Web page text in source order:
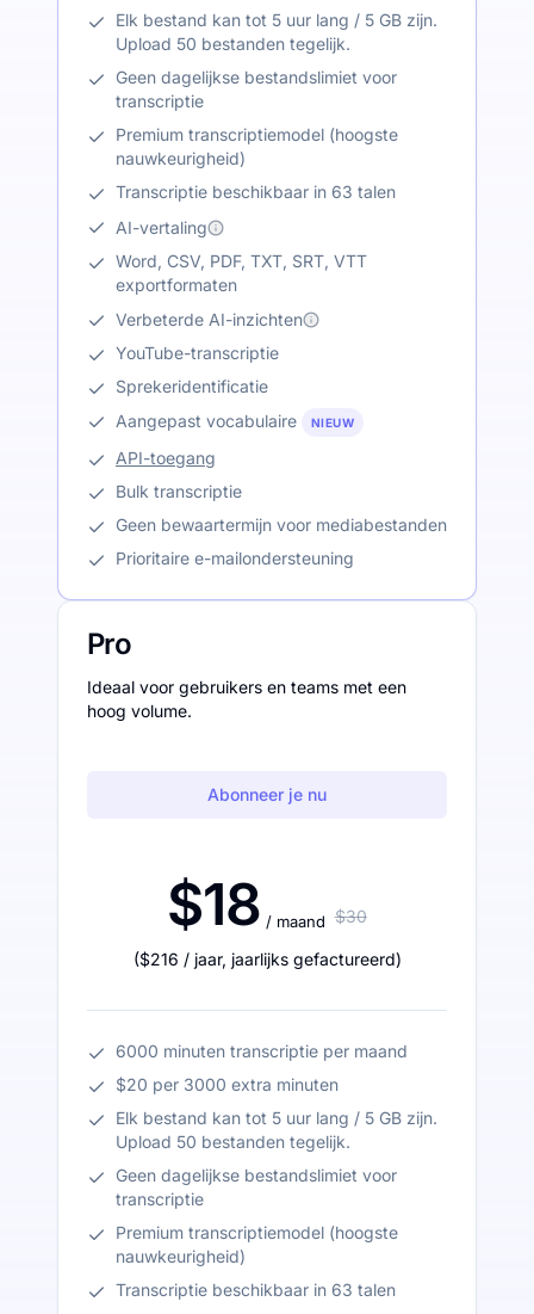
Elk bestand kan tot 5 uur lang / 5 GB zijn.
Upload 50 bestanden tegelijk.
Geen dagelijkse bestandslimiet voor
transcriptie
Premium transcriptiemodel (hoogste
nauwkeurigheid)
Transcriptie beschikbaar in 63 talen
AI-vertaling
Word, CSV, PDF, TXT, SRT, VTT
exportformaten
Verbeterde AI-inzichten
YouTube-transcriptie
Sprekeridentificatie
Aangepast vocabulaire
NIEUW
API-toegang
Bulk transcriptie
Geen bewaartermijn voor mediabestanden
Prioritaire e-mailondersteuning
Pro
Ideaal voor gebruikers en teams met een
hoog volume.
Abonneer je nu
$18 / maand $30
($216 / jaar, jaarlijks gefactureerd)
6000 minuten transcriptie per maand
$20 per 3000 extra minuten
Elk bestand kan tot 5 uur lang / 5 GB zijn.
Upload 50 bestanden tegelijk.
Geen dagelijkse bestandslimiet voor
transcriptie
Premium transcriptiemodel (hoogste
nauwkeurigheid)
Transcriptie beschikbaar in 63 talen